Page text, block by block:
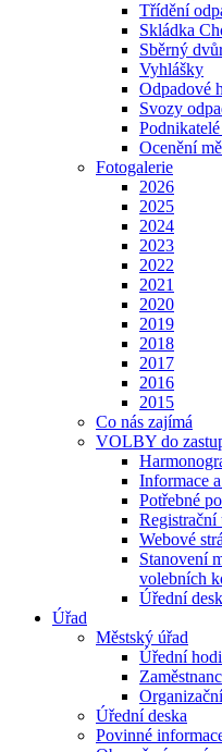
Třídění
Skládka
Sběrný
Vyhlášky
Odpadové
Svozy
Ocenění
Fotogalerie
2026
2025
2024
2023
2022
2021
2020
2019
2018
2017
2016
2015
Co nás zajímá
VOLBY do
Informace
Potřebné
Registrační
Webové
Stanovení
volebních
Úřední
Úřad
Městský úřad
Úřední
Úřední deska
Povinné